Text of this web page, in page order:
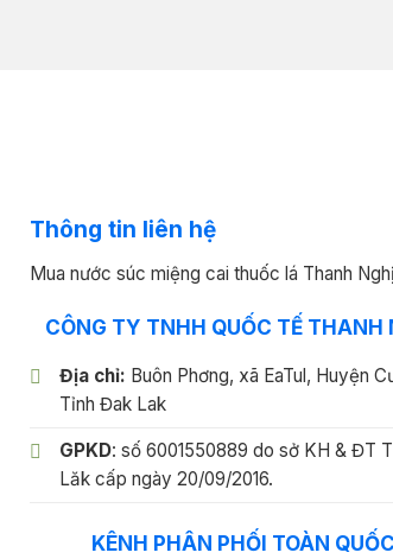
Thông tin liên hệ
Mua nước súc miệng cai thuốc lá Thanh
CÔNG TY TNHH QUỐC TẾ THANH
Địa chỉ: Buôn Phơng, xã EaTul, Huyện
Tỉnh Đak Lak
GPKD: số 6001550889 do sở KH & ĐT
Lăk cấp ngày 20/09/2016.
KÊNH PHÂN PHỐI TOÀN QUỐC